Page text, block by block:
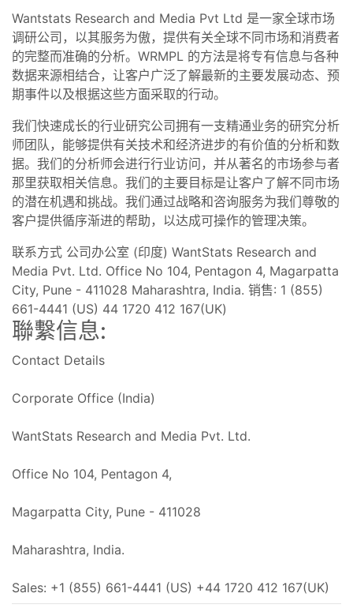
Wantstats Research and Media Pvt Ltd 是一家全球市场
调研公司，以其服务为傲，提供有关全球不同市场和消费者
的完整而准确的分析。WRMPL 的方法是将专有信息与各种
数据来源相结合，让客户广泛了解最新的主要发展动态、预
期事件以及根据这些方面采取的行动。
我们快速成长的行业研究公司拥有一支精通业务的研究分析
师团队，能够提供有关技术和经济进步的有价值的分析和数
据。我们的分析师会进行行业访问，并从著名的市场参与者
那里获取相关信息。我们的主要目标是让客户了解不同市场
的潜在机遇和挑战。我们通过战略和咨询服务为我们尊敬的
客户提供循序渐进的帮助，以达成可操作的管理决策。
联系方式 公司办公室 (印度) WantStats Research and
Media Pvt. Ltd. Office No 104, Pentagon 4, Magarpatta
City, Pune - 411028 Maharashtra, India. 销售: 1 (855)
661-4441 (US) 44 1720 412 167(UK)
聯繫信息:
Contact Details
Corporate Office (India)
WantStats Research and Media Pvt. Ltd.
Office No 104, Pentagon 4,
Magarpatta City, Pune - 411028
Maharashtra, India.
Sales: +1 (855) 661-4441 (US) +44 1720 412 167(UK)